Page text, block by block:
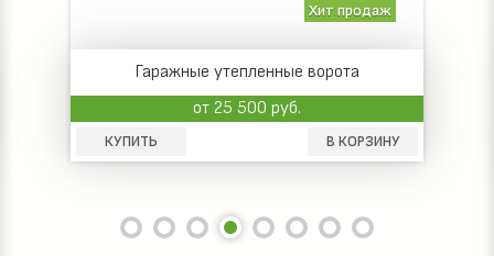
Хит продаж
Гаражные утепленные ворота
от 25 500 руб.
КУПИТЬ В КОРЗИНУ